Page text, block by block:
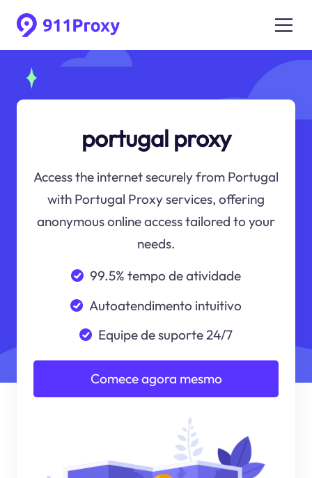
portugal proxy
Access the internet securely from Portugal
with Portugal Proxy services, offering
anonymous online access tailored to your
needs.
99.5% tempo de atividade
Autoatendimento intuitivo
Equipe de suporte 24/7
Comece agora mesmo